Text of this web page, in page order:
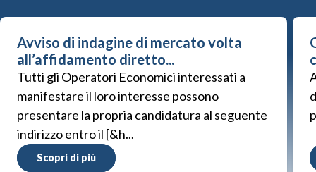
Avviso di indagine di mercato volta
all’affidamento diretto...
Tutti gli Operatori Economici interessati a
manifestare il loro interesse possono
presentare la propria candidatura al seguente
indirizzo entro il [&h...
Scopri di più